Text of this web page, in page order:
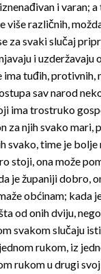
i varan;
više različnih,
za svaki slučaj
i uzderžavaju
ima tuđih,
sav narod
ima trostruko
za njih svako mari,
svako, time je bolje
stoji, ona može
je županiji dobro,
obćinam; kada
od onih dviju,
svakom slučaju
rukom, iz
rukom u drugi